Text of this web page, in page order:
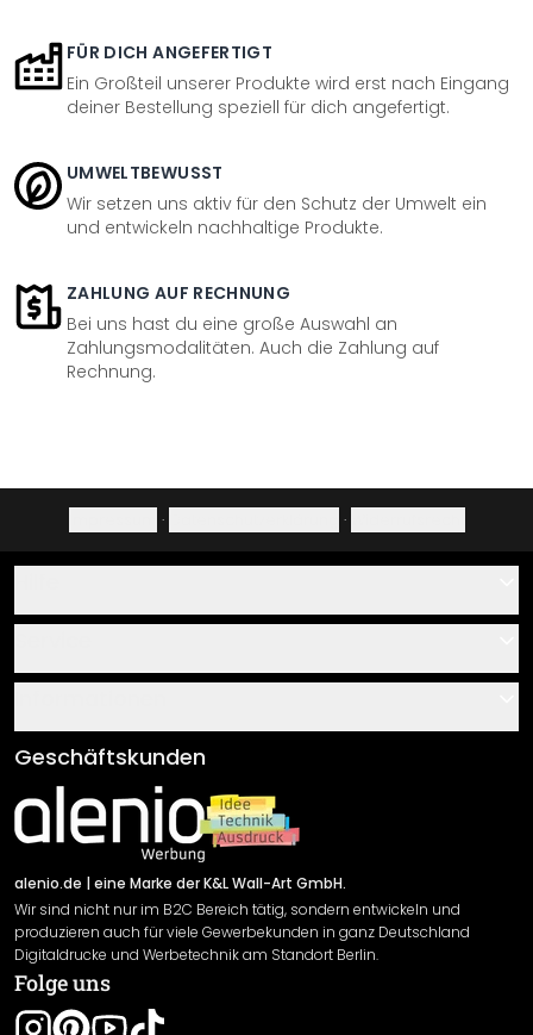
FÜR DICH ANGEFERTIGT
Ein Großteil unserer Produkte wird erst nach Eingang
deiner Bestellung speziell für dich angefertigt.
UMWELTBEWUSST
Wir setzen uns aktiv für den Schutz der Umwelt ein
und entwickeln nachhaltige Produkte.
ZAHLUNG AUF RECHNUNG
Bei uns hast du eine große Auswahl an
Zahlungsmodalitäten. Auch die Zahlung auf
Rechnung.
· ·
Über uns
Klebe- und Montageanleitungen
Newsletter An-/Abmeldung
Sendungsverfolgung
AGB
Impressum
Versand & Zahlung
Rücksendung
Widerrufsrecht
Datenschutzerklärung
Gewährleistung
Geschäftskunden
alenio.de | eine Marke der K&L Wall-Art GmbH.
Wir sind nicht nur im B2C Bereich tätig, sondern entwickeln und
produzieren auch für viele Gewerbekunden in ganz Deutschland
Digitaldrucke und Werbetechnik am Standort Berlin.
Folge uns